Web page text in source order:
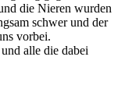
die Nieren wurden
schwer und der
vorbei.
alle die dabei